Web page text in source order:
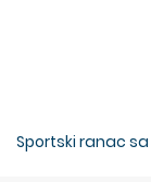
Sportski ranac